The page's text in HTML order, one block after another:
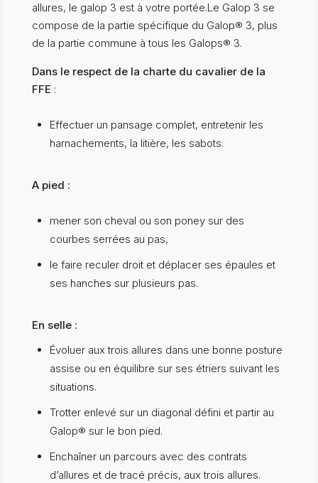
allures, le galop 3 est à votre portée.Le Galop 3 se
compose de la partie spécifique du Galop® 3, plus
de la partie commune à tous les Galops® 3.
Dans le respect de la charte du cavalier de la
FFE :
Effectuer un pansage complet, entretenir les
harnachements, la litière, les sabots.
A pied :
mener son cheval ou son poney sur des
courbes serrées au pas,
le faire reculer droit et déplacer ses épaules et
ses hanches sur plusieurs pas.
En selle :
Évoluer aux trois allures dans une bonne posture
assise ou en équilibre sur ses étriers suivant les
situations.
Trotter enlevé sur un diagonal défini et partir au
Galop® sur le bon pied.
Enchaîner un parcours avec des contrats
d’allures et de tracé précis, aux trois allures.